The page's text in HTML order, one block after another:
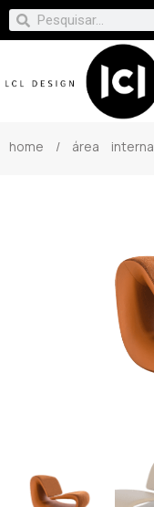
home / área interna